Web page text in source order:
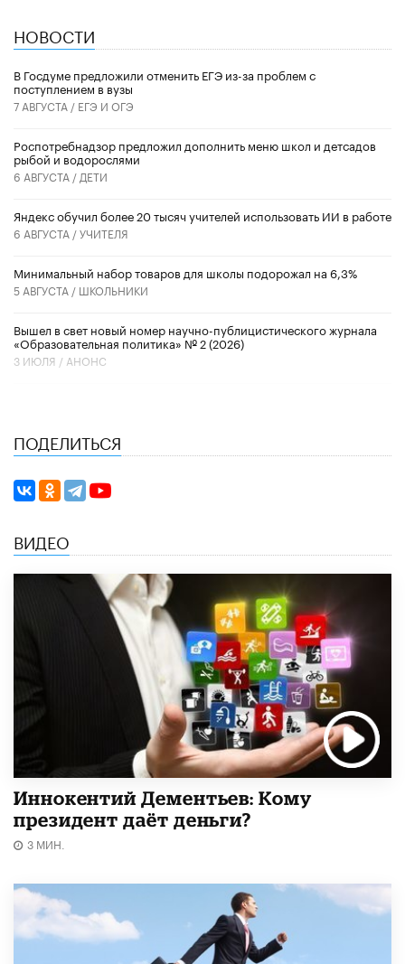
НОВОСТИ
В Госдуме предложили отменить ЕГЭ из-за проблем с
поступлением в вузы
7 АВГУСТА / ЕГЭ И ОГЭ
Роспотребнадзор предложил дополнить меню школ и детсадов
рыбой и водорослями
6 АВГУСТА / ДЕТИ
​Яндекс обучил более 20 тысяч учителей использовать ИИ в работе
6 АВГУСТА /УЧИТЕЛЯ
Минимальный набор товаров для школы подорожал на 6,3%
5 АВГУСТА / ШКОЛЬНИКИ
Вышел в свет новый номер научно-публицистического журнала
«Образовательная политика» № 2 (2026)
3 ИЮЛЯ / АНОНС
ПОДЕЛИТЬСЯ
ВИДЕО
Иннокентий Дементьев: Кому
президент даёт деньги?
3 МИН.